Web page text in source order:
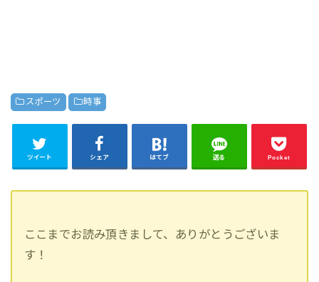
スポーツ 時事
ツイート シェア はてブ 送る Pocket
ここまでお読み頂きまして、ありがとうございま
す！